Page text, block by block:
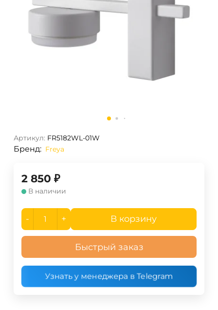
Артикул: FR5182WL-01W
Бренд: Freya
2 850 ₽
В наличии
- + В корзину
Быстрый заказ
Узнать у менеджера в Telegram